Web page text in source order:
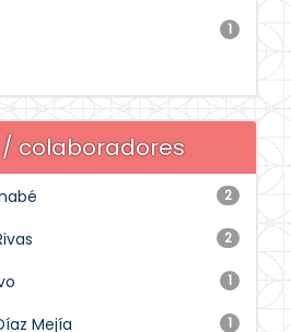
1
colaboradores
2
2
1
1
Mejía